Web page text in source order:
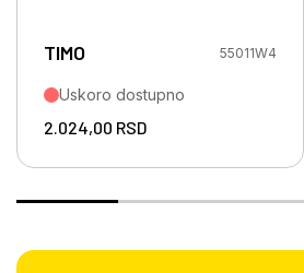
TIMO 55011W4
Uskoro dostupno
2.024,00 RSD